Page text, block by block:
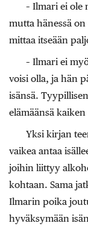
– Ilmari ei ole
mutta hänessä
mittaa itseään
– Ilmari ei
voisi olla, ja hän
isänsä.
elämäänsä
Yksi kirjan
vaikea antaa
joihin liittyy
kohtaan. Sama
Ilmarin poika
hyväksymään